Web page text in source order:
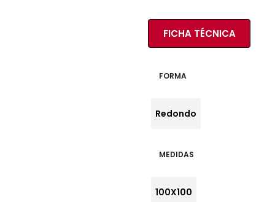
FICHA TÉCNICA
FORMA
Redondo
MEDIDAS
100X100